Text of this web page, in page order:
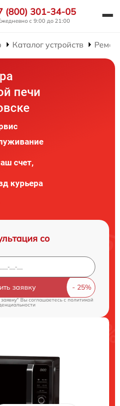
(800) 301-34-05
с 9:00 до 21:00
Каталог устройств
печи
счет,
курьера
со
заявку
Вы соглашаетесь cполитикой